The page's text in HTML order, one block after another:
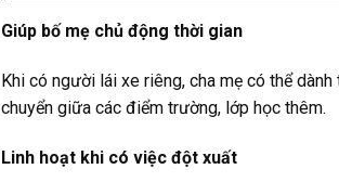
Giúp bố mẹ chủ động thời gian
Khi có người lái xe riêng, cha mẹ có thể
chuyển giữa các điểm trường, lớp học thêm.
Linh hoạt khi có việc đột xuất